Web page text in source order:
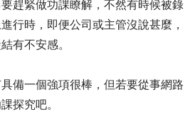
趕緊做功課瞭解，不然有時候被錄
行時，即便公司或主管沒說甚麼，
有不安感。
備一個強項很棒，但若要從事網路
探究吧。